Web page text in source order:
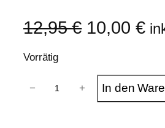
12,95€ U
10,00 €A
t
u
Vorrätig
− + In den